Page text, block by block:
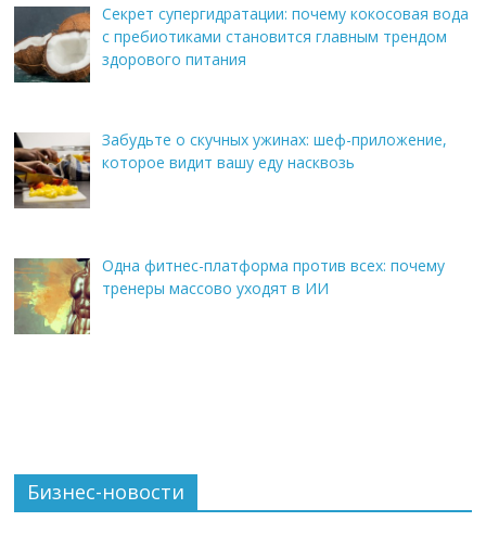
Секрет супергидратации: почему кокосовая вода
с пребиотиками становится главным трендом
здорового питания
Забудьте о скучных ужинах: шеф-приложение,
которое видит вашу еду насквозь
Одна фитнес-платформа против всех: почему
тренеры массово уходят в ИИ
Бизнес-новости